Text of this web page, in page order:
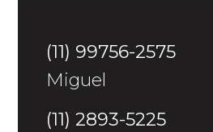
(11) 99756-2575
Miguel
(11) 2893-5225